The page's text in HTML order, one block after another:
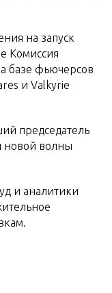
на запуск
Комиссия
базе фьючерсов
и Valkyrie
председатель
новой волны
и аналитики